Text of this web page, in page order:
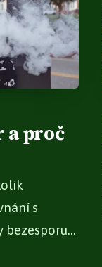
a proč
s